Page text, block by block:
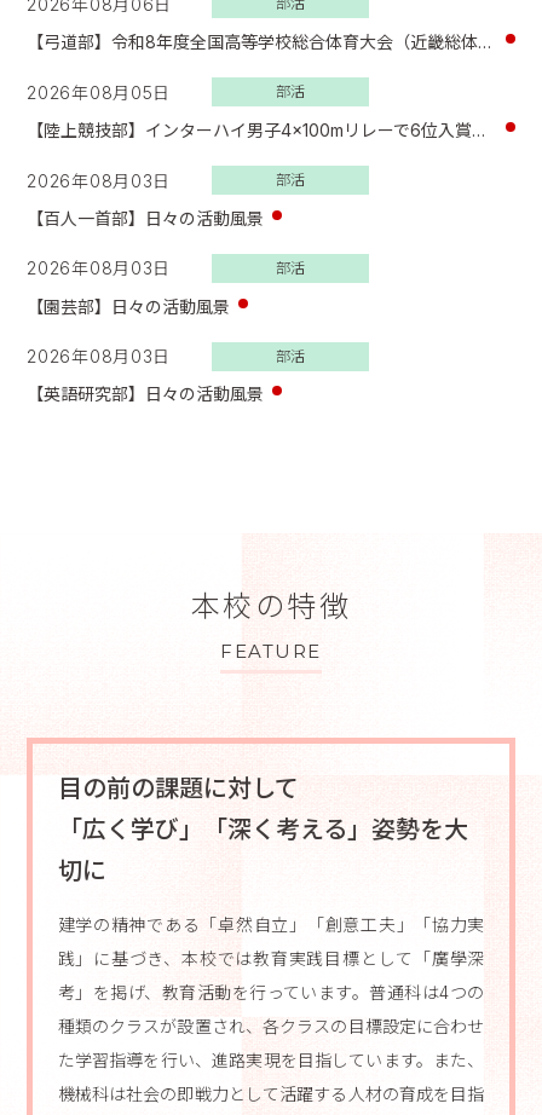
2026年08月06日
【弓道部】令和8年度全国高等学校総合体育大会（近畿総体）女子団体 大会結果報告
2026年08月05日 部活
【陸上競技部】インターハイ男子4×100mリレーで6位入賞！本校初の快挙を達成！
2026年08月03日 部活
【百人一首部】日々の活動風景
2026年08月03日 部活
【園芸部】日々の活動風景
2026年08月03日 部活
【英語研究部】日々の活動風景
本校の特徴
FEATURE
目の前の課題に対して
「広く学び」「深く考える」姿勢を大
切に
建学の精神である「卓然自立」「創意工夫」「協力実
践」に基づき、本校では教育実践目標として「廣學深
考」を掲げ、教育活動を行っています。普通科は4つの
種類のクラスが設置され、各クラスの目標設定に合わせ
た学習指導を行い、進路実現を目指しています。また、
機械科は社会の即戦力として活躍する人材の育成を目指